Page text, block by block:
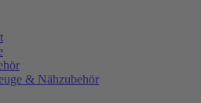
& Nähzubehör